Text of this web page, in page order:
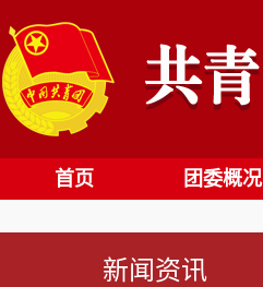
首页 团委概况
新闻资讯